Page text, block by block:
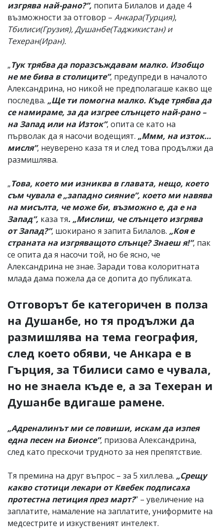
изгрява най-рано?”, попита Билалов и даде 4
възможности за отговор – Анкара(Турция),
Тбилиси(Грузия), Душанбе(Таджикистан) и
Техеран(Иран).
„Тук трябва да поразсъждавам малко. Изобщо
не ме бива в столиците”, предупреди в началото
Александрина, но никой не предполагаше какво ще
последва. „Ще ти помогна малко. Къде трябва да
се намираме, за да изгрее слънцето най-рано –
на Запад или на Изток”, опита се като на
първолак да я насочи водещият. „Ммм, на изток…
мисля”, неуверено каза тя и след това продължи да
размишлява.
„Това, което ми изниква в главата, нещо, което
съм чувала е „западно сияние”, което ми навява
на мисълта, че може би, възможно е, да е на
Запад”, каза тя. „Мислиш, че слънцето изгрява
от Запад?”, шокирано я запита Билалов. „Коя е
страната на изгряващото слънце? Знаеш я!”, пак
се опита да я насочи той, но бе ясно, че
Александрина не знае. Заради това колоритната
млада дама пожела да се допита до публиката.
Отговорът бе категоричен в полза
на Душанбе, но тя продължи да
размишлява на тема география,
след което обяви, че Анкара е в
Гърция, за Тбилиси само е чувала,
но не знаела къде е, а за Техеран и
Душанбе вдигаше рамене.
„Адреналинът ми се повиши, искам да изпея
една песен на Бионсе”, призова Александрина,
след като прескочи трудното за нея препятствие.
Тя премина на друг въпрос – за 5 хил.лева. „Срещу
какво стотици лекари от Квебек подписаха
протестна петиция през март?” – увеличение на
заплатите, намаление на заплатите, униформите на
медсестрите и изкуственият интелект.